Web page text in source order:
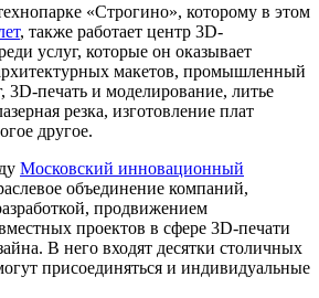
«Строгино», которому в этом
, также работает центр 3D-
услуг, которые он оказывает
макетов, промышленный
печать и моделирование, литье
резка, изготовление плат
другое.
Московский инновационный
объединение компаний,
продвижением
проектов в сфере 3D-печати
В него входят десятки столичных
присоединяться и индивидуальные